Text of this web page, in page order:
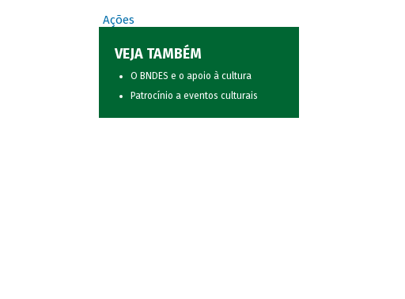
Ações
VEJA TAMBÉM
O BNDES e o apoio à cultura
Patrocínio a eventos culturais